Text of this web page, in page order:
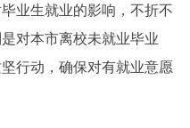
业生就业的影响，不折不
对本市离校未就业毕业
行动，确保对有就业意愿